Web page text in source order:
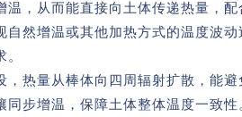
温，从而能直接向土体传递热量，
自然增温或其他加热方式的温度波
，热量从棒体向四周辐射扩散，能
步增温，保障土体整体温度一致性